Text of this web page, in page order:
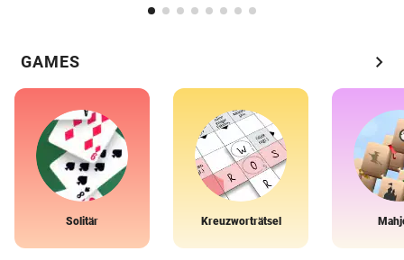
GAMES chevron_right
Solitär Kreuzworträtsel